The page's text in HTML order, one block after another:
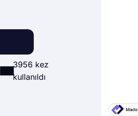
3956 kez
kullanıldı